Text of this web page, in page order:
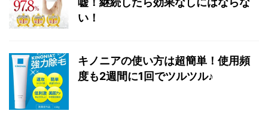
い！
キノニアの使い方は超簡単！使用頻
度も2週間に1回でツルツル♪